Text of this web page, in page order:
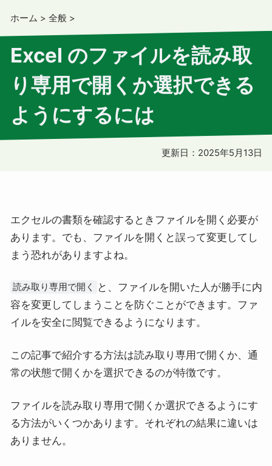
ホーム > 全般 >
Excel のファイルを読み取
り専用で開くか選択できる
ようにするには
更新日： 2025年5月13日
エクセルの書類を確認するときファイルを開く必要が
あります。でも、ファイルを開くと誤って変更してし
まう恐れがありますよね。
読み取り専用で開く
と、ファイルを開いた人が勝手に内
容を変更してしまうことを防ぐことができます。ファ
イルを安全に閲覧できるようになります。
この記事で紹介する方法は読み取り専用で開くか、通
常の状態で開くかを選択できるのが特徴です。
ファイルを読み取り専用で開くか選択できるようにす
る方法がいくつかあります。それぞれの結果に違いは
ありません。